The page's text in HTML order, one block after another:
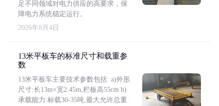
足不同领域对电力供应的高要求，保
障电力系统稳定运行。
2026年8月4日
13米平板车的标准尺寸和载重参
数
13米平板车主要技术参数包括: a)外形
尺寸:长13m×宽2.45m,栏板高55cm b)
承载能力:标载30-35吨,最大允许总重